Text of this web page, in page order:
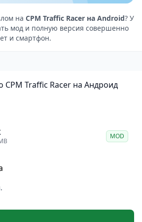
игры для разного уровня
с возможностью
расстоянии, дрифты и
приносят бонусные очки.
на новые машины или
а заезды — более
определённую дистанцию за
на CPM Traffic Racer на Android? У
мод и полную версия совершенно
и смартфон.
CPM Traffic Racer на Андроид
MOD